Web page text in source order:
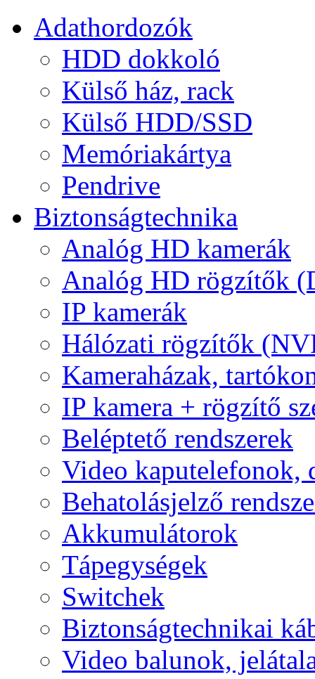
Adathordozók
HDD dokkoló
Külső ház, rack
Külső HDD/SSD
Memóriakártya
Pendrive
Biztonságtechnika
Analóg HD kamerák
Analóg HD rögzítők
IP kamerák
Hálózati rögzítők
Kameraházak,
IP kamera + rögzítő
Beléptető rendszerek
Video kaputelefonok,
Behatolásjelző
Akkumulátorok
Tápegységek
Switchek
Biztonságtechnikai
Video balunok,